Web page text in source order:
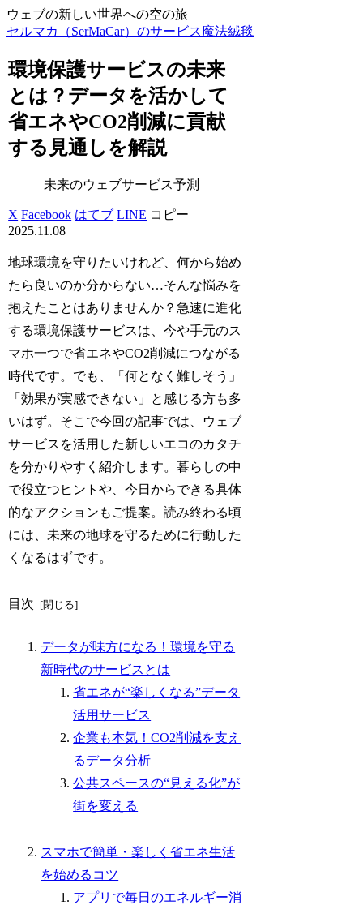
ウェブの新しい世界への空の旅
セルマカ（SerMaCar）のサービス魔法絨毯
環境保護サービスの未来
とは？データを活かして
省エネやCO2削減に貢献
する見通しを解説
未来のウェブサービス予測
X Facebook はてブ LINE コピー
2025.11.08
地球環境を守りたいけれど、何から始め
たら良いのか分からない…そんな悩みを
抱えたことはありませんか？急速に進化
する環境保護サービスは、今や手元のス
マホ一つで省エネやCO2削減につながる
時代です。でも、「何となく難しそう」
「効果が実感できない」と感じる方も多
いはず。そこで今回の記事では、ウェブ
サービスを活用した新しいエコのカタチ
を分かりやすく紹介します。暮らしの中
で役立つヒントや、今日からできる具体
的なアクションもご提案。読み終わる頃
には、未来の地球を守るために行動した
くなるはずです。
目次
データが味方になる！環境を守る
新時代のサービスとは
省エネが“楽しくなる”データ
活用サービス
企業も本気！CO2削減を支え
るデータ分析
公共スペースの“見える化”が
街を変える
スマホで簡単・楽しく省エネ生活
を始めるコツ
アプリで毎日のエネルギー消